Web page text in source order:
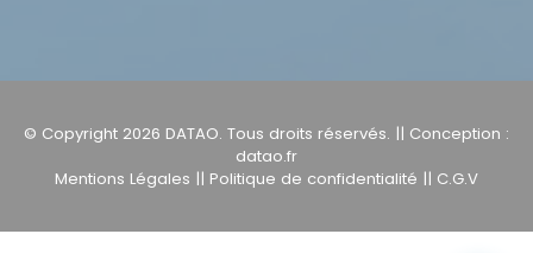
© Copyright 2026 DATAO. Tous droits réservés. || Conception :
datao.fr
Mentions Légales || Politique de confidentialité || C.G.V